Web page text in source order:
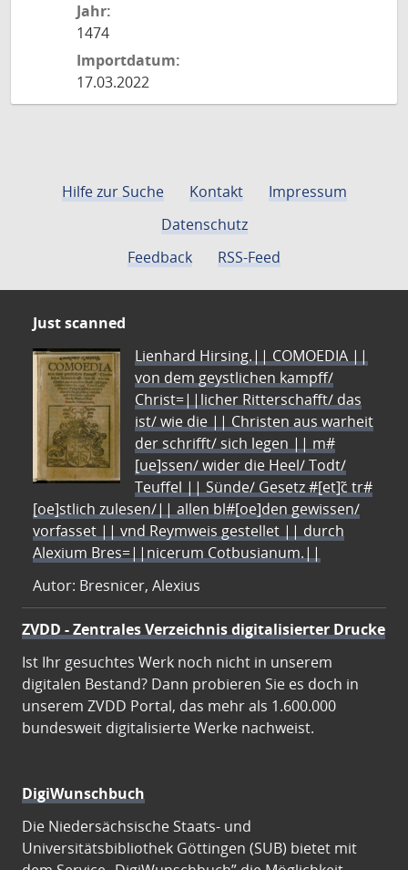
Jahr:
1474
Importdatum:
17.03.2022
Hilfe zur Suche Kontakt
Impressum
Datenschutz
Feedback
RSS-Feed
Just scanned
Lienhard Hirsing.|| COMOEDIA ||
von dem geystlichen kampff/
Christ=||licher Ritterschafft/ das
ist/ wie die || Christen aus warheit
der schrifft/ sich legen || m#
[ue]ssen/ wider die Heel/ Todt/
Teuffel || Sünde/ Gesetz #[et]c̃ tr#
[oe]stlich zulesen/|| allen bl#[oe]den gewissen/
vorfasset || vnd Reymweis gestellet || durch
Alexium Bres=||nicerum Cotbusianum.||
Autor: Bresnicer, Alexius
ZVDD - Zentrales Verzeichnis digitalisierter Drucke
Ist Ihr gesuchtes Werk noch nicht in unserem
digitalen Bestand? Dann probieren Sie es doch in
unserem ZVDD Portal, das mehr als 1.600.000
bundesweit digitalisierte Werke nachweist.
DigiWunschbuch
Die Niedersächsische Staats- und
Universitätsbibliothek Göttingen (SUB) bietet mit